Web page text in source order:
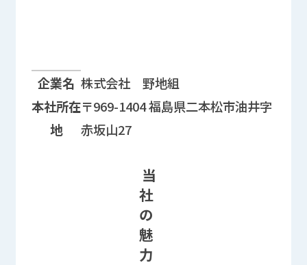
企業情報に関する情報欄
企業名 株式会社 野地組
本社所在
地
〒969-1404 福島県二本松市油井字
赤坂山27
当
社
の
魅
力